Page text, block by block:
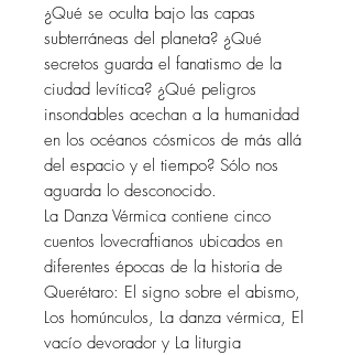
¿Qué se oculta bajo las capas
subterráneas del planeta? ¿Qué
secretos guarda el fanatismo de la
ciudad levítica? ¿Qué peligros
insondables acechan a la humanidad
en los océanos cósmicos de más allá
del espacio y el tiempo? Sólo nos
aguarda lo desconocido.
La Danza Vérmica contiene cinco
cuentos lovecraftianos ubicados en
diferentes épocas de la historia de
Querétaro: El signo sobre el abismo,
Los homúnculos, La danza vérmica, El
vacío devorador y La liturgia